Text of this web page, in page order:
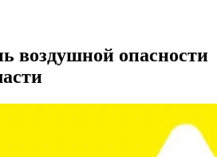
воздушной опасности